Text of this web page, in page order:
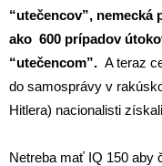
“utečencov”,
ako 600 prípadov
“utečencom”. A teraz
do samosprávy v
Hitlera) nacionalisti
Netreba mať IQ 150 aby